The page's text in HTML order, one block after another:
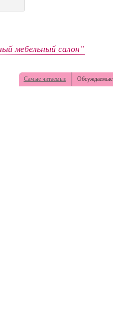
мебельный салон”
Самые читаемые Обсуждаемые